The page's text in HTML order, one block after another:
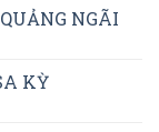
NGÃI
KỲ